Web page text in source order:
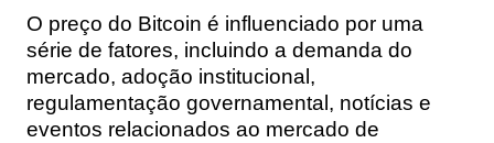
O preço do Bitcoin é influenciado por uma
série de fatores, incluindo a demanda do
mercado, adoção institucional,
regulamentação governamental, notícias e
eventos relacionados ao mercado de